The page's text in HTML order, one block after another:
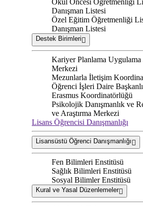
Okul Öncesi Öğretmenliği
Danışman Listesi
Özel Eğitim Öğretmenliği
Danışman Listesi
Destek Birimleri
Kariyer Planlama Uygulama
Merkezi
Mezunlarla İletişim
Öğrenci İşleri Daire
Erasmus Koordinatörlüğü
Psikolojik Danışmanlık ve
ve Araştırma Merkezi
Lisans Öğrencisi Danışmanlığı
Lisansüstü Öğrenci Danışmanlığı
Fen Bilimleri Enstitüsü
Sağlık Bilimleri Enstitüsü
Sosyal Bilimler Enstitüsü
Kural ve Yasal Düzenlemeler